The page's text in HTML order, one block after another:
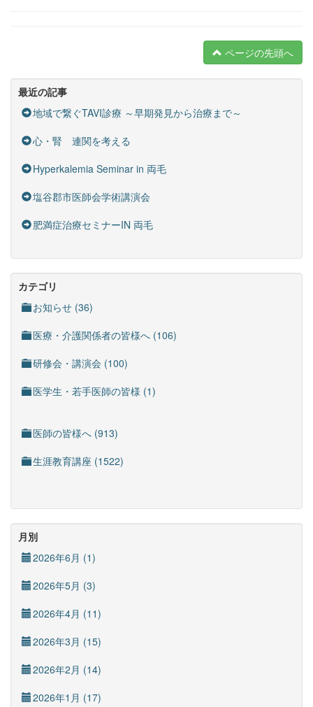
ページの先頭へ
最近の記事
地域で繋ぐTAVI診療 ～早期発見から治療まで～
心・腎 連関を考える
Hyperkalemia Seminar in 両毛
塩谷郡市医師会学術講演会
肥満症治療セミナーIN 両毛
カテゴリ
お知らせ (36)
医療・介護関係者の皆様へ (106)
研修会・講演会 (100)
医学生・若手医師の皆様 (1)
医師の皆様へ (913)
生涯教育講座 (1522)
月別
2026年6月 (1)
2026年5月 (3)
2026年4月 (11)
2026年3月 (15)
2026年2月 (14)
2026年1月 (17)